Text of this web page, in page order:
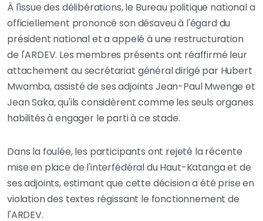
À l'issue des délibérations, le Bureau politique national a
officiellement prononcé son désaveu à l'égard du
président national et a appelé à une restructuration
de l'ARDEV. Les membres présents ont réaffirmé leur
attachement au secrétariat général dirigé par Hubert
Mwamba, assisté de ses adjoints Jean-Paul Mwenge et
Jean Saka, qu'ils considèrent comme les seuls organes
habilités à engager le parti à ce stade.
Dans la foulée, les participants ont rejeté la récente
mise en place de l'interfédéral du Haut-Katanga et de
ses adjoints, estimant que cette décision a été prise en
violation des textes régissant le fonctionnement de
l'ARDEV.